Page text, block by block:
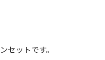
セットです。